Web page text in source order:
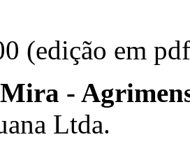
(edição em
-
Ltda.